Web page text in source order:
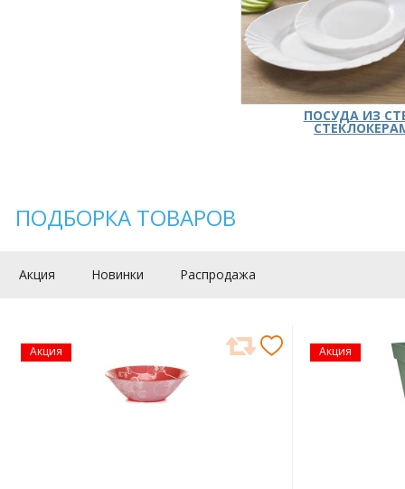
ПОСУДА ИЗ
ПОДБОРКА ТОВАРОВ
Акция Новинки Распродажа
Акция Акция